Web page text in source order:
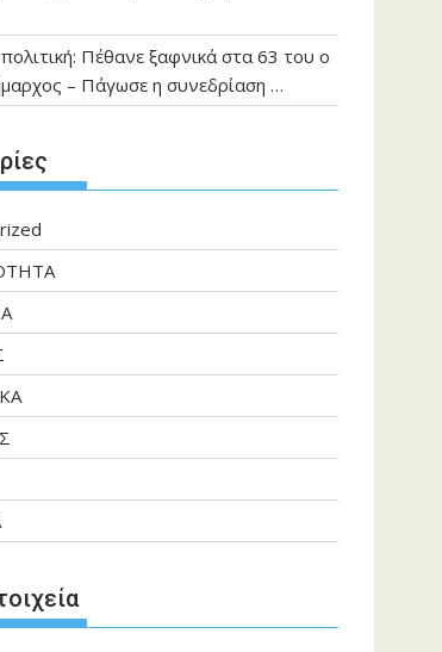
Πέθανε ξαφνικά στα 63 του ο
– Πάγωσε η συνεδρίαση …